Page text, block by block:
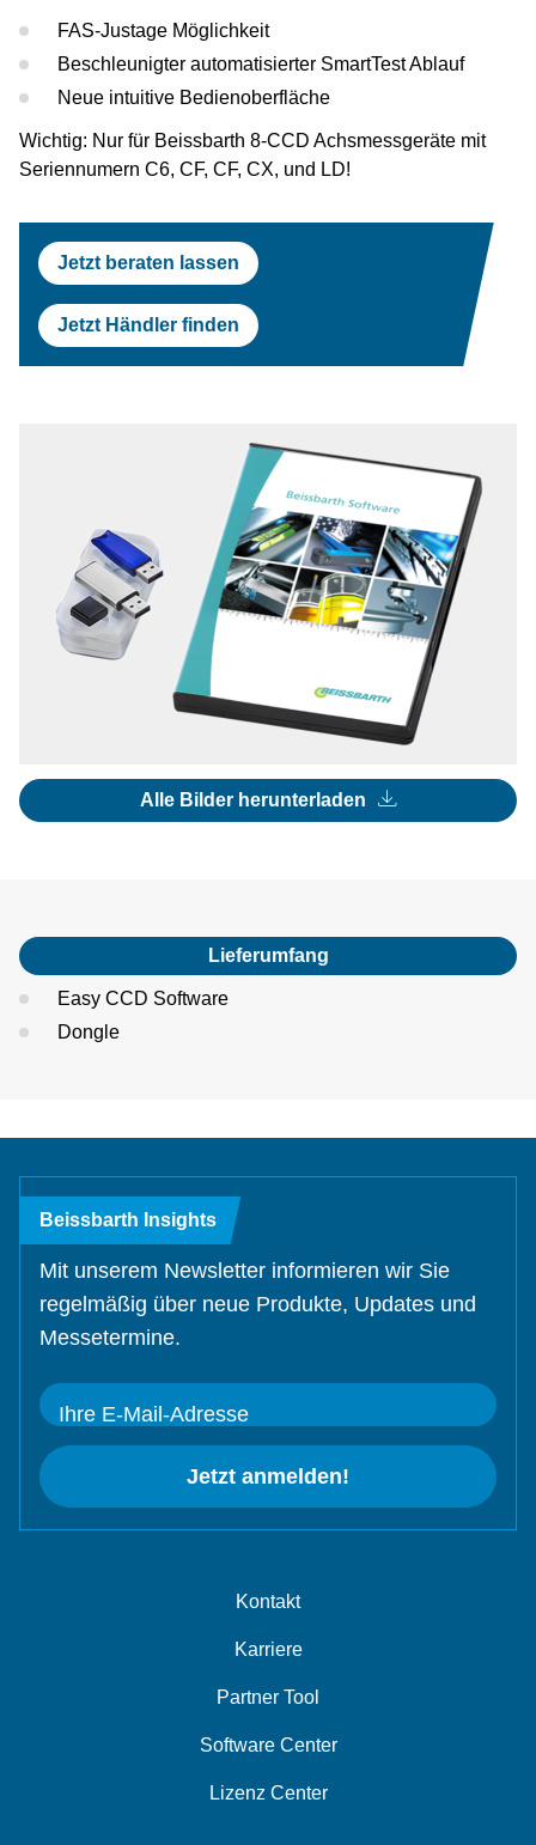
FAS-Justage Möglichkeit
Beschleunigter automatisierter SmartTest Ablauf
Neue intuitive Bedienoberfläche
Wichtig: Nur für Beissbarth 8-CCD Achsmessgeräte mit
Seriennumern C6, CF, CF, CX, und LD!
Jetzt beraten lassen
Jetzt Händler finden
Alle Bilder herunterladen
Lieferumfang
Easy CCD Software
Dongle
Kontakt
Karriere
Partner Tool
Software Center
Lizenz Center
Beissbarth Insights
Mit unserem Newsletter informieren wir Sie
regelmäßig über neue Produkte, Updates und
Messetermine.
Ihre E-Mail-Adresse
Jetzt anmelden!
Scheinwerferprüfung
Radwuchtmaschinen
OEM Freigaben
Porsche
Volvo
Maserati
Radwuchtmaschinen
Reifenmontiergeräte